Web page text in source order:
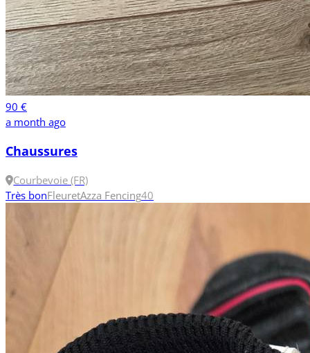
90 €
a month ago
Chaussures
Courbevoie (FR)
Très bonFleuretAzza Fencing40